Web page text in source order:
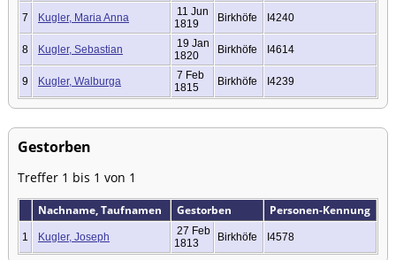
7 Kugler, Maria Anna
11 Jun
1819
Birkhöfe I4240
8 Kugler, Sebastian
19 Jan
1820
Birkhöfe I4614
9 Kugler, Walburga
7 Feb
1815
Birkhöfe I4239
Gestorben
Treffer 1 bis 1 von 1
Nachname, Taufnamen Gestorben Personen-Kennung
1 Kugler, Joseph
27 Feb
1813
Birkhöfe I4578